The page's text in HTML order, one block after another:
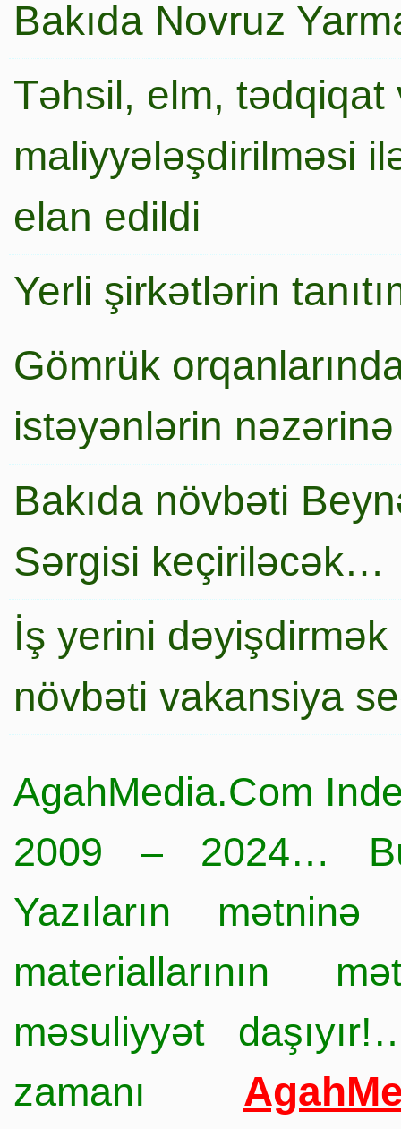
Bakıda Novruz
Təhsil, elm,
maliyyələşdirilməsi
elan edildi
Yerli şirkətlərin
Gömrük
istəyənlərin nəzərinə
Bakıda növbəti
Sərgisi keçiriləcək…
İş yerini
növbəti vakansiya
AgahMedia.Com
2009 – 2024…
Yazıların
materiallarının
məsuliyyət
zamanı